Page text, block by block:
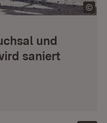
und
saniert